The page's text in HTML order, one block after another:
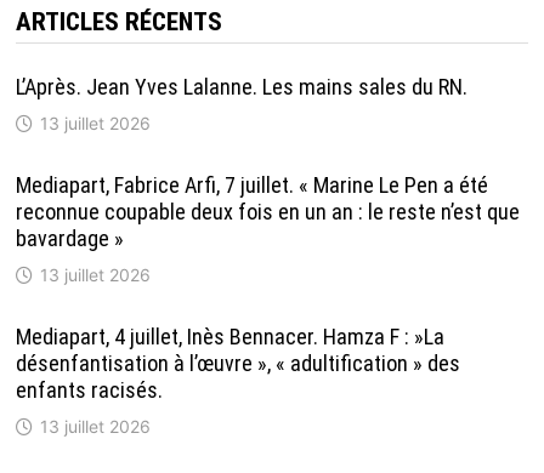
ARTICLES RÉCENTS
L’Après. Jean Yves Lalanne. Les mains sales du RN.
13 juillet 2026
Mediapart, Fabrice Arfi, 7 juillet. « Marine Le Pen a été
reconnue coupable deux fois en un an : le reste n’est que
bavardage »
13 juillet 2026
Mediapart, 4 juillet, Inès Bennacer. Hamza F : »La
désenfantisation à l’œuvre », « adultification » des
enfants racisés.
13 juillet 2026